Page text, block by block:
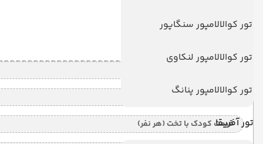
تور کوالالامپور سنگاپور
تور کوالالامپور لنکاوی
تور کوالالامپور پنانگ
تور آفریقا
قیمت 1 تخته (هرنفر)
قیمت کودک با تخت (هر نفر)